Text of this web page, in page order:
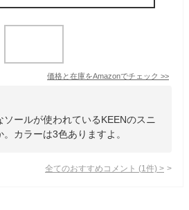
価格と在庫をAmazonでチェック >>
ールが使われているKEENのスニ
カラーは3色ありますよ。
全てのおすすめコメント (1 件) >